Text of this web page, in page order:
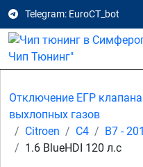
Telegram: EuroCT_bot
Отключение ЕГР
выхлопных газов
Citroen
C4 B7 -
1.6 BlueHDI 120 л.с